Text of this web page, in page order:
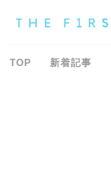
TOP 新着記事